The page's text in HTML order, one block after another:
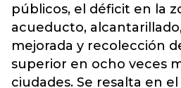
públicos, el déficit en la
acueducto,
mejorada y recolección
superior en ocho veces
ciudades. Se resalta en